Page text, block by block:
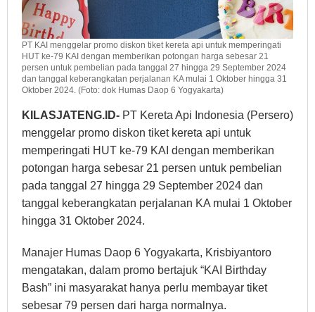
PT KAI menggelar promo diskon tiket kereta api untuk memperingati
HUT ke-79 KAI dengan memberikan potongan harga sebesar 21
persen untuk pembelian pada tanggal 27 hingga 29 September 2024
dan tanggal keberangkatan perjalanan KA mulai 1 Oktober hingga 31
Oktober 2024. (Foto: dok Humas Daop 6 Yogyakarta)
KILASJATENG.ID- PT Kereta Api Indonesia (Persero)
menggelar promo diskon tiket kereta api untuk
memperingati HUT ke-79 KAI dengan memberikan
potongan harga sebesar 21 persen untuk pembelian
pada tanggal 27 hingga 29 September 2024 dan
tanggal
keberangkatan perjalanan KA mulai 1 Oktober
hingga 31 Oktober 2024.
Manajer Humas Daop 6 Yogyakarta, Krisbiyantoro
mengatakan, dalam promo bertajuk “KAI Birthday
Bash” ini masyarakat hanya perlu membayar tiket
sebesar 79 persen dari harga normalnya.